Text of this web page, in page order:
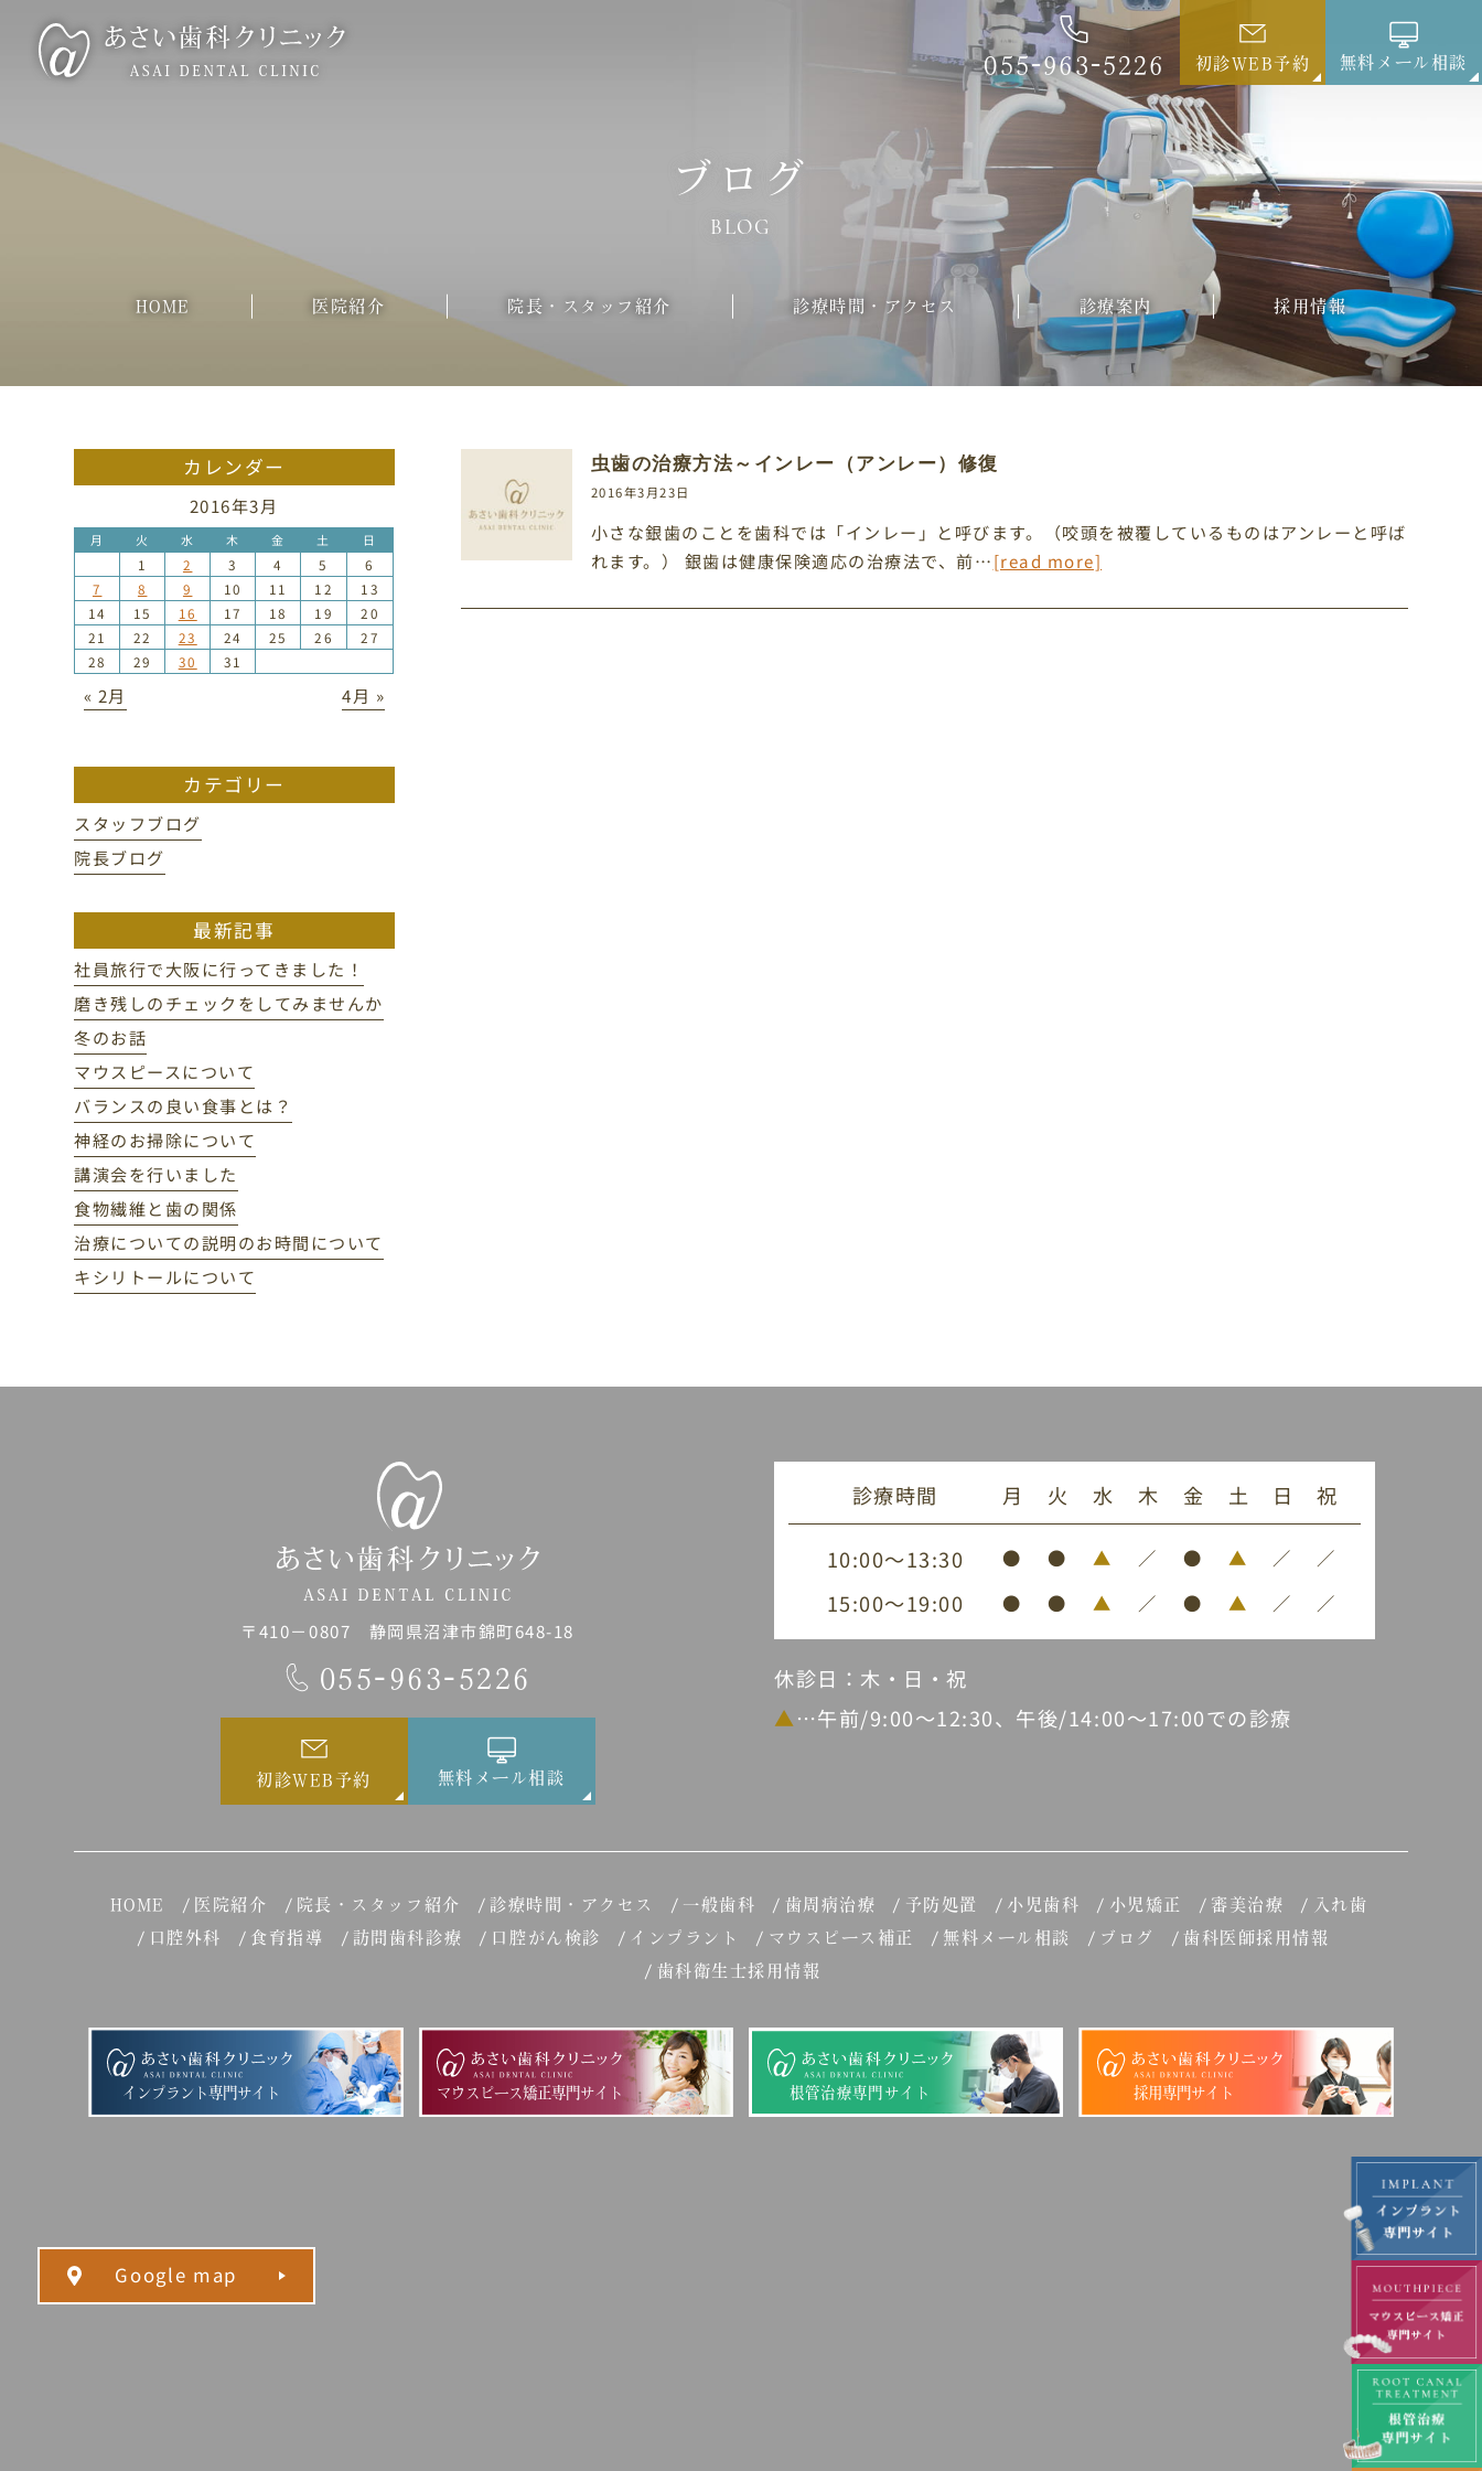
055-963-5226 初診WEB予約 無料メール相談
ブログ
BLOG
HOME 医院紹介 院長・スタッフ紹介 診療時間・アクセス 診療案内 採用情報
虫歯の治療方法～インレー（アンレー）修復
2016年3月23日
小さな銀歯のことを歯科では「インレー」と呼びます。（咬頭を被覆しているものはアンレーと呼ば
れます。） 銀歯は健康保険適応の治療法で、前…[read more]
カレンダー
2016年3月
月 火 水 木 金 土 日
1 2 3 4 5
6
7
8 9 10 11 12
13
14
15 16 17 18 19
20
21
22 23 24 25 26
27
28
29 30 31
« 2月 4月 »
カテゴリー
スタッフブログ
院長ブログ
最新記事
社員旅行で大阪に行ってきました！
磨き残しのチェックをしてみませんか
冬のお話
マウスピースについて
バランスの良い食事とは？
神経のお掃除について
講演会を行いました
食物繊維と歯の関係
治療についての説明のお時間について
キシリトールについて
〒410－0807 静岡県沼津市錦町648-18
055-963-5226
初診WEB予約 無料メール相談
診療時間 月 火 水 木 金 土 日 祝
10:00～13:30 ● ● ▲ ／ ● ▲ ／ ／
15:00～19:00 ● ● ▲ ／ ● ▲ ／ ／
休診日：木・日・祝
▲…午前/9:00～12:30、午後/14:00～17:00での診療
HOME 医院紹介 院長・スタッフ紹介 診療時間・アクセス 一般歯科 歯周病治療 予防処置 小児歯科 小児矯正 審美治療
入れ歯
口腔外科
食育指導 訪問歯科診療 口腔がん検診 インプラント マウスピース補正 無料メール相談 ブログ
歯科医師採用情報
歯科衛生士採用情報
インプラント専門サイト マウスピース矯正専門サイト 根管治療専門サイト 採用専門サイト
Google map